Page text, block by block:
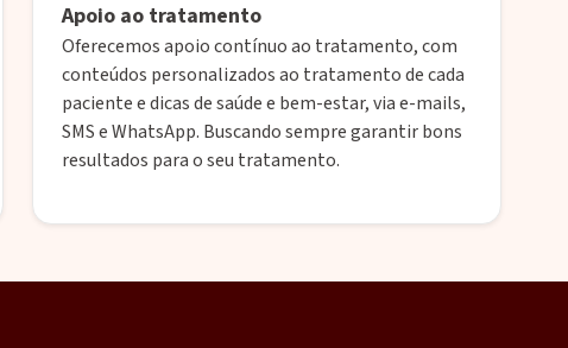
Apoio ao tratamento
Oferecemos apoio contínuo ao tratamento, com
conteúdos personalizados ao tratamento de cada
paciente e dicas de saúde e bem-estar, via e-mails,
SMS e WhatsApp. Buscando sempre garantir bons
resultados para o seu tratamento.